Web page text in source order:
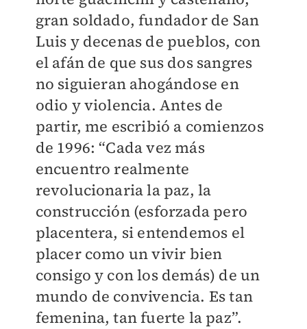
gran soldado, fundador de San
Luis y decenas de pueblos, con
el afán de que sus dos sangres
no siguieran ahogándose en
odio y violencia. Antes de
partir, me escribió a comienzos
de 1996: “Cada vez más
encuentro realmente
revolucionaria la paz, la
construcción (esforzada pero
placentera, si entendemos el
placer como un vivir bien
consigo y con los demás) de un
mundo de convivencia. Es tan
femenina, tan fuerte la paz”.